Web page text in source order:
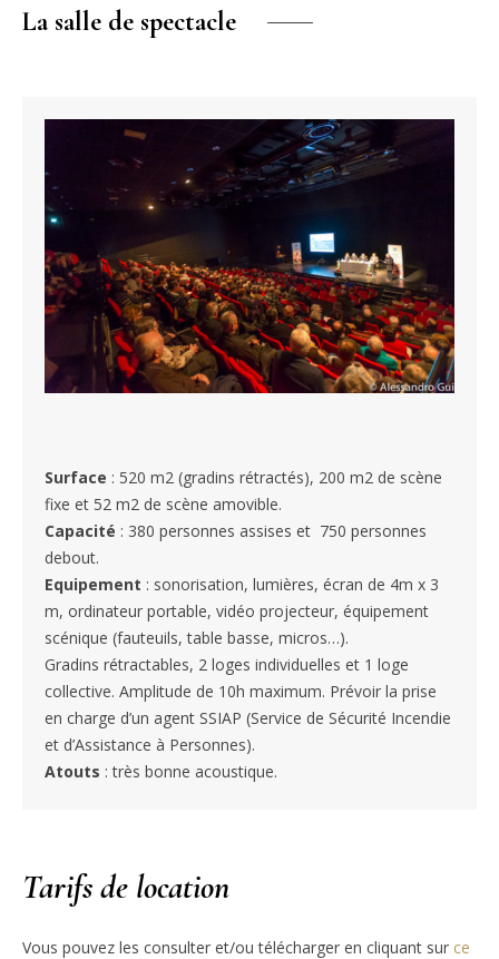
La salle de spectacle
Surface : 520 m2 (gradins rétractés), 200 m2 de scène
fixe et 52 m2 de scène amovible.
Capacité : 380 personnes assises et 750 personnes
debout.
Equipement : sonorisation, lumières, écran de 4m x 3
m, ordinateur portable, vidéo projecteur, équipement
scénique (fauteuils, table basse, micros…).
Gradins rétractables, 2 loges individuelles et 1 loge
collective. Amplitude de 10h maximum. Prévoir la prise
en charge d’un agent SSIAP (Service de Sécurité Incendie
et d’Assistance à Personnes).
Atouts : très bonne acoustique.
Tarifs de location
Vous pouvez les consulter et/ou télécharger en cliquant sur ce